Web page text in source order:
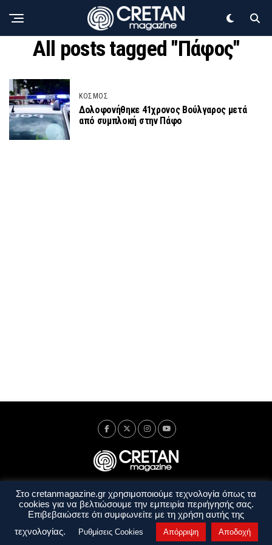
All posts tagged "Πάφος"
ΚΟΣΜΟΣ
Δολοφονήθηκε 41χρονος Βούλγαρος μετά
από συμπλοκή στην Πάφο
Ταυτότητα Πολιτική Απορρήτου
Όροι Χρήσης
Όροι και Προϋποθέσεις
Στο cretanmagazine.gr χρησιμοποιούμε τεχνολογία όπως τα
cookies για να βελτιώσουμε την εμπειρία περιήγησής σας.
Επιβεβαιώσετε ότι συμφωνείτε με τη χρήση αυτής της
τεχνολογίας.
Ρυθμίσεις Cookies Απόρριψη Αποδοχή